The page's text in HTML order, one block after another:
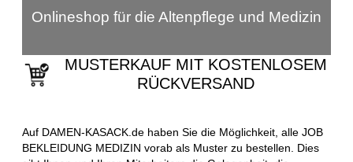
Onlineshop für die Altenpflege und Medizin
MUSTERKAUF MIT KOSTENLOSEM
RÜCKVERSAND
Auf DAMEN-KASACK.de haben Sie die Möglichkeit, alle JOB
BEKLEIDUNG MEDIZIN vorab als Muster zu bestellen. Dies